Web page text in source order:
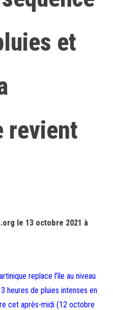
et
revient
le 13 octobre 2021 à
replace l’île au niveau
heures de pluies intenses en
cet après-midi (12 octobre